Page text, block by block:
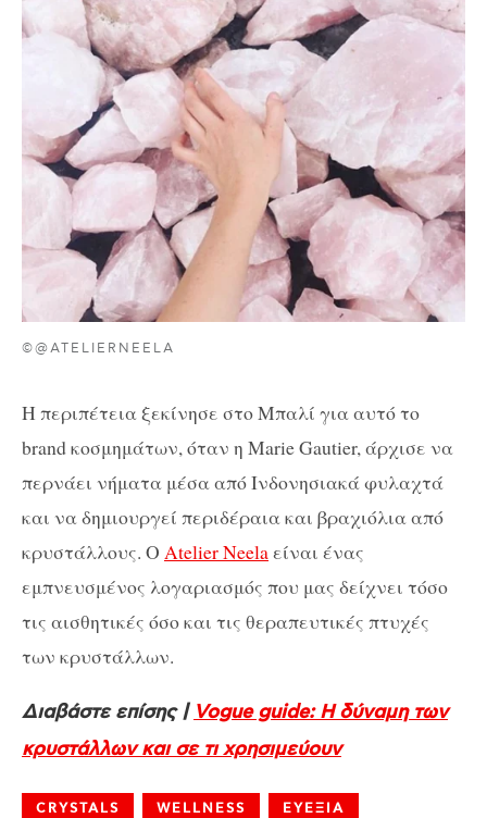
©@ATELIERNEELA
Η περιπέτεια ξεκίνησε στο Μπαλί για αυτό το
brand κοσμημάτων, όταν η Marie Gautier, άρχισε να
περνάει νήματα μέσα από Ινδονησιακά φυλαχτά
και να δημιουργεί περιδέραια και βραχιόλια από
κρυστάλλους. Ο Atelier Neelaείναι ένας
εμπνευσμένος λογαριασμός που μας δείχνει τόσο
τις αισθητικές όσο και τις θεραπευτικές πτυχές
των κρυστάλλων.
Διαβάστε επίσης | Vogue guide: H δύναμη των
κρυστάλλων και σε τι χρησιμεύουν
CRYSTALS WELLNESS ΕΥΕΞΙΑ